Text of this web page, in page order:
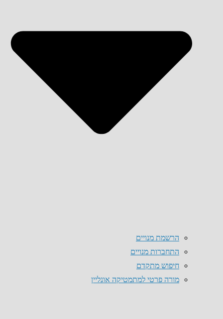
הרשמת מנויים
התחברות מנויים
חיפוש מתקדם
מורה פרטי למתמטיקה אונליין